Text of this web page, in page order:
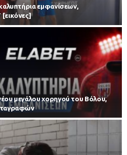
εμφανίσεων,
μεγάλου χορηγού του Βόλου,